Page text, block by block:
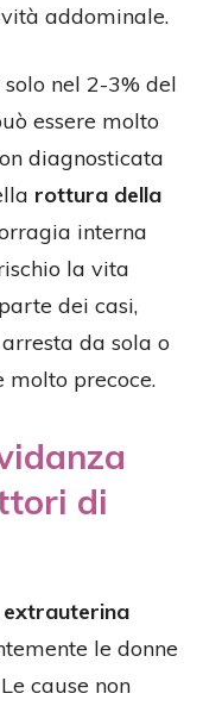
addominale.
nel 2-3% del
essere molto
diagnosticata
rottura della
interna
la vita
dei casi,
da sola o
molto precoce.
di
le donne
cause non